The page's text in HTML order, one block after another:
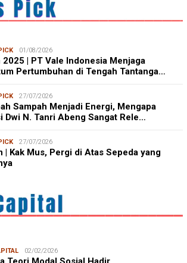
01/08/2026
2025 | PT Vale Indonesia Menjaga
Pertumbuhan di Tengah Tantanga…
27/07/2026
Sampah Menjadi Energi, Mengapa
Dwi N. Tanri Abeng Sangat Rele…
27/07/2026
| Kak Mus, Pergi di Atas Sepeda yang
02/02/2026